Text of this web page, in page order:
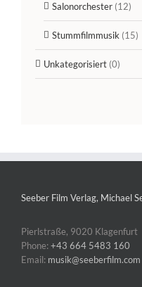
Salonorchester (12)
Stummfilmmusik (15)
Unkategorisiert (0)
Seeber Film Verlag, Michael
Pierlstraße, 9020 Klagenfurt
Phone:+43 664 5483 160
Email: musik@seeberfilm.com